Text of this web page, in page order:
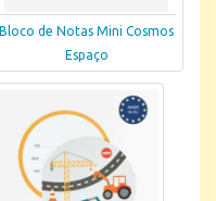
Bloco de Notas Mini Cosmos
Espaço